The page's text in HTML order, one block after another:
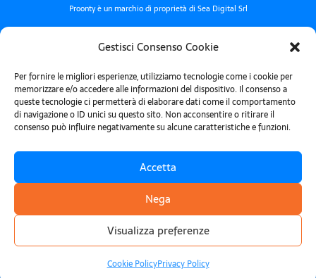
Gestisci Consenso Cookie
Per fornire le migliori esperienze, utilizziamo tecnologie come i cookie per
memorizzare e/o accedere alle informazioni del dispositivo. Il consenso a
queste tecnologie ci permetterà di elaborare dati come il comportamento
di navigazione o ID unici su questo sito. Non acconsentire o ritirare il
consenso può influire negativamente su alcune caratteristiche e funzioni.
Accetta
Nega
Visualizza preferenze
Cookie PolicyPrivacy Policy
Proonty è un marchio di proprietà di Sea Digital Srl
Termini e condizioni
Cookie Policy
Fatti trovare Proonto, iscriviti alla newsletter!
privacy policy
Iscriviti